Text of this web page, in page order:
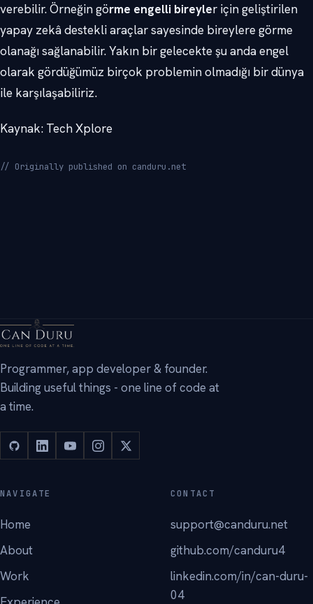
verebilir. Örneğin görme engelli bireyler için geliştirilen
yapay zekâ destekli araçlar sayesinde bireylere görme
olanağı sağlanabilir. Yakın bir gelecekte şu anda engel
olarak gördüğümüz birçok problemin olmadığı bir dünya
ile karşılaşabiliriz.
Kaynak: Tech Xplore
// Originally published on canduru.net
Programmer, app developer & founder.
Building useful things - one line of code at
a time.
NAVIGATE
Home
About
Work
CONTACT
support@canduru.net
github.com/canduru4
linkedin.com/in/can-duru-
04